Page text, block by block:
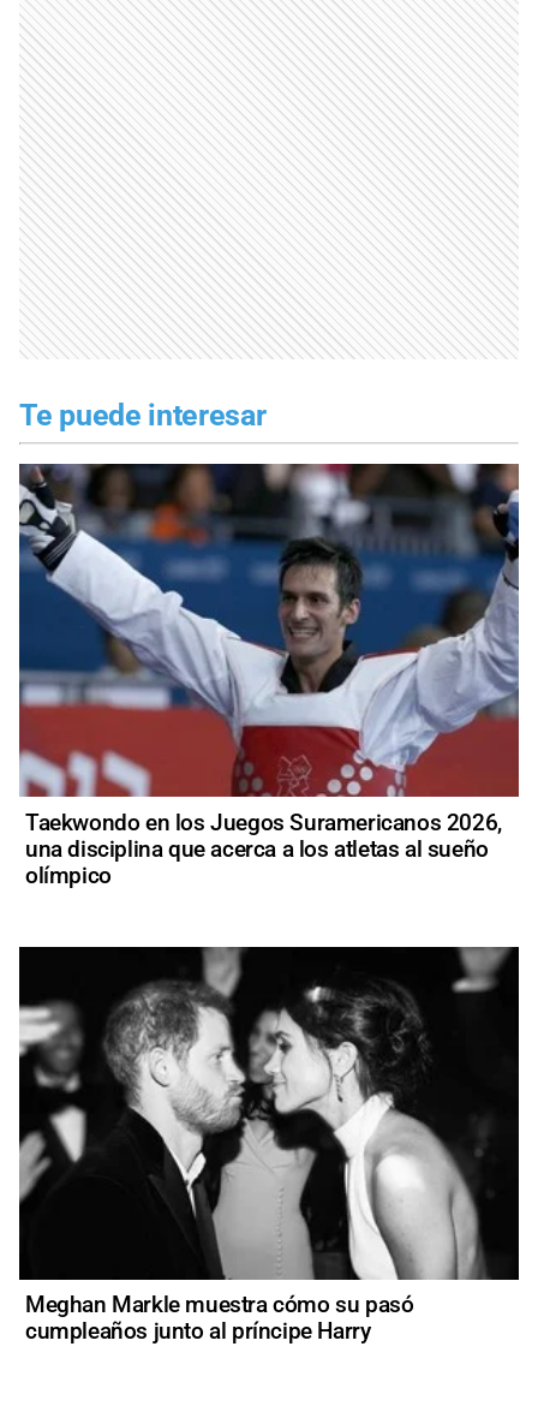
Te puede interesar
Taekwondo en los Juegos Suramericanos 2026,
una disciplina que acerca a los atletas al sueño
olímpico
Meghan Markle muestra cómo su pasó
cumpleaños junto al príncipe Harry